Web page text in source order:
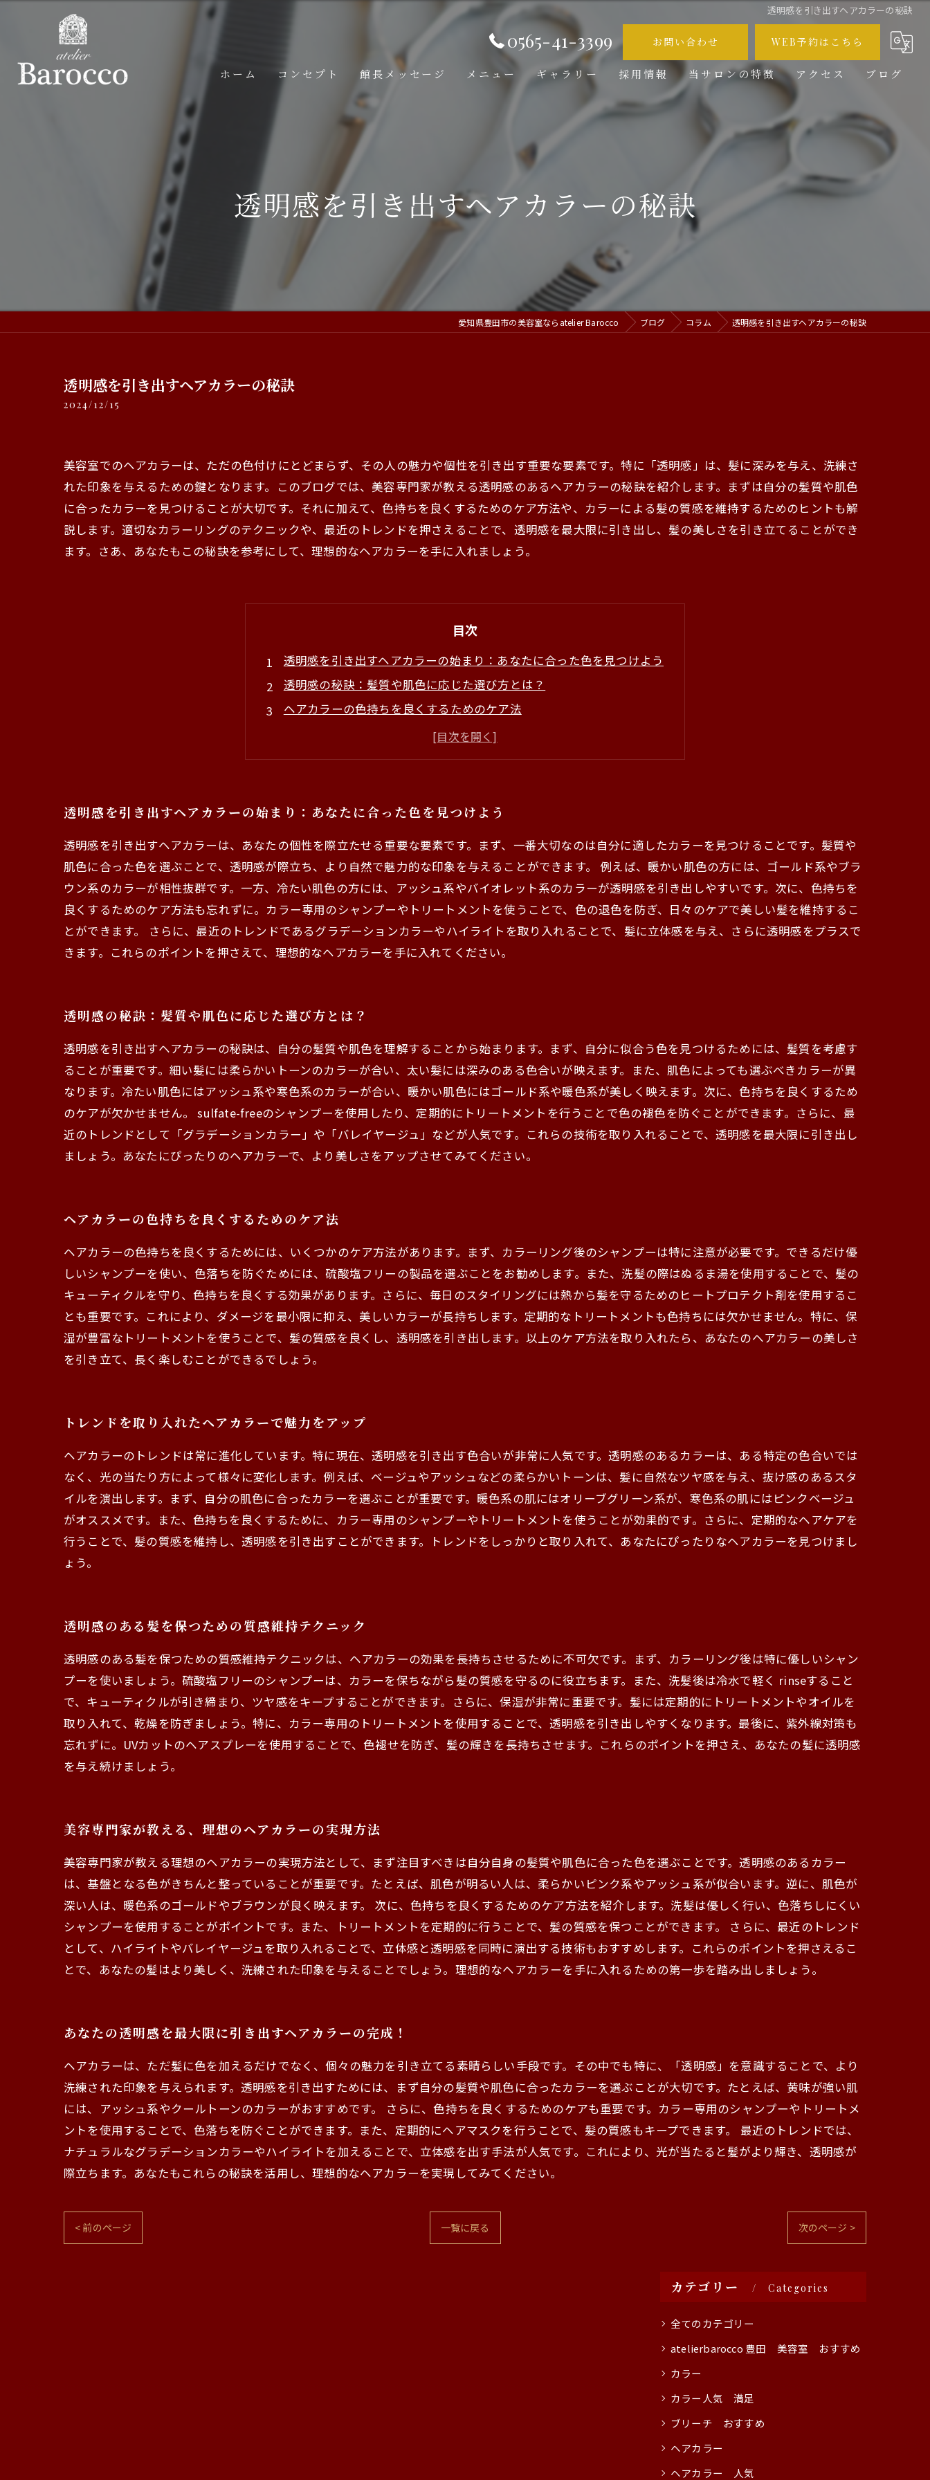
透明感を引き出すヘアカラーの秘訣
0565-41-3399 お問い合わせ WEB予約はこちら
ホーム コンセプト 館長メッセージ メニュー ギャラリー 採用情報 当サロンの特徴
メンズ
カット
ブリーチ
アクセス ブログ
コラム
透明感を引き出すヘアカラーの秘訣
愛知県豊田市の美容室ならatelier Barocco ブログ コラム 透明感を引き出すヘアカラーの秘訣
透明感を引き出すヘアカラーの秘訣
2024/12/15
美容室でのヘアカラーは、ただの色付けにとどまらず、その人の魅力や個性を引き出す重要な要素です。特に「透明感」は、髪に深みを与え、洗練さ
れた印象を与えるための鍵となります。このブログでは、美容専門家が教える透明感のあるヘアカラーの秘訣を紹介します。まずは自分の髪質や肌色
に合ったカラーを見つけることが大切です。それに加えて、色持ちを良くするためのケア方法や、カラーによる髪の質感を維持するためのヒントも解
説します。適切なカラーリングのテクニックや、最近のトレンドを押さえることで、透明感を最大限に引き出し、髪の美しさを引き立てることができ
ます。さあ、あなたもこの秘訣を参考にして、理想的なヘアカラーを手に入れましょう。
目次
透明感を引き出すヘアカラーの始まり：あなたに合った色を見つけよう
透明感の秘訣：髪質や肌色に応じた選び方とは？
ヘアカラーの色持ちを良くするためのケア法
トレンドを取り入れたヘアカラーで魅力をアップ
透明感のある髪を保つための質感維持テクニック
あなたの透明感を最大限に引き出すヘアカラーの完成！
透明感を引き出すヘアカラーの始まり：あなたに合った色を見つけよう
透明感を引き出すヘアカラーは、あなたの個性を際立たせる重要な要素です。まず、一番大切なのは自分に適したカラーを見つけることです。髪質や
肌色に合った色を選ぶことで、透明感が際立ち、より自然で魅力的な印象を与えることができます。 例えば、暖かい肌色の方には、ゴールド系やブラ
ウン系のカラーが相性抜群です。一方、冷たい肌色の方には、アッシュ系やバイオレット系のカラーが透明感を引き出しやすいです。次に、色持ちを
良くするためのケア方法も忘れずに。カラー専用のシャンプーやトリートメントを使うことで、色の退色を防ぎ、日々のケアで美しい髪を維持するこ
とができます。 さらに、最近のトレンドであるグラデーションカラーやハイライトを取り入れることで、髪に立体感を与え、さらに透明感をプラスで
きます。これらのポイントを押さえて、理想的なヘアカラーを手に入れてください。
透明感の秘訣：髪質や肌色に応じた選び方とは？
透明感を引き出すヘアカラーの秘訣は、自分の髪質や肌色を理解することから始まります。まず、自分に似合う色を見つけるためには、髪質を考慮す
ることが重要です。細い髪には柔らかいトーンのカラーが合い、太い髪には深みのある色合いが映えます。また、肌色によっても選ぶべきカラーが異
なります。冷たい肌色にはアッシュ系や寒色系のカラーが合い、暖かい肌色にはゴールド系や暖色系が美しく映えます。次に、色持ちを良くするため
のケアが欠かせません。 sulfate-freeのシャンプーを使用したり、定期的にトリートメントを行うことで色の褪色を防ぐことができます。さらに、最
近のトレンドとして「グラデーションカラー」や「バレイヤージュ」などが人気です。これらの技術を取り入れることで、透明感を最大限に引き出し
ましょう。あなたにぴったりのヘアカラーで、より美しさをアップさせてみてください。
ヘアカラーの色持ちを良くするためのケア法
ヘアカラーの色持ちを良くするためには、いくつかのケア方法があります。まず、カラーリング後のシャンプーは特に注意が必要です。できるだけ優
しいシャンプーを使い、色落ちを防ぐためには、硫酸塩フリーの製品を選ぶことをお勧めします。また、洗髪の際はぬるま湯を使用することで、髪の
キューティクルを守り、色持ちを良くする効果があります。さらに、毎日のスタイリングには熱から髪を守るためのヒートプロテクト剤を使用するこ
とも重要です。これにより、ダメージを最小限に抑え、美しいカラーが長持ちします。定期的なトリートメントも色持ちには欠かせません。特に、保
湿が豊富なトリートメントを使うことで、髪の質感を良くし、透明感を引き出します。以上のケア方法を取り入れたら、あなたのヘアカラーの美しさ
を引き立て、長く楽しむことができるでしょう。
トレンドを取り入れたヘアカラーで魅力をアップ
ヘアカラーのトレンドは常に進化しています。特に現在、透明感を引き出す色合いが非常に人気です。透明感のあるカラーは、ある特定の色合いでは
なく、光の当たり方によって様々に変化します。例えば、ベージュやアッシュなどの柔らかいトーンは、髪に自然なツヤ感を与え、抜け感のあるスタ
イルを演出します。まず、自分の肌色に合ったカラーを選ぶことが重要です。暖色系の肌にはオリーブグリーン系が、寒色系の肌にはピンクベージュ
がオススメです。また、色持ちを良くするために、カラー専用のシャンプーやトリートメントを使うことが効果的です。さらに、定期的なヘアケアを
行うことで、髪の質感を維持し、透明感を引き出すことができます。トレンドをしっかりと取り入れて、あなたにぴったりなヘアカラーを見つけまし
ょう。
透明感のある髪を保つための質感維持テクニック
透明感のある髪を保つための質感維持テクニックは、ヘアカラーの効果を長持ちさせるために不可欠です。まず、カラーリング後は特に優しいシャン
プーを使いましょう。硫酸塩フリーのシャンプーは、カラーを保ちながら髪の質感を守るのに役立ちます。また、洗髪後は冷水で軽く rinseすること
で、キューティクルが引き締まり、ツヤ感をキープすることができます。さらに、保湿が非常に重要です。髪には定期的にトリートメントやオイルを
取り入れて、乾燥を防ぎましょう。特に、カラー専用のトリートメントを使用することで、透明感を引き出しやすくなります。最後に、紫外線対策も
忘れずに。UVカットのヘアスプレーを使用することで、色褪せを防ぎ、髪の輝きを長持ちさせます。これらのポイントを押さえ、あなたの髪に透明感
を与え続けましょう。
美容専門家が教える、理想のヘアカラーの実現方法
美容専門家が教える理想のヘアカラーの実現方法として、まず注目すべきは自分自身の髪質や肌色に合った色を選ぶことです。透明感のあるカラー
は、基盤となる色がきちんと整っていることが重要です。たとえば、肌色が明るい人は、柔らかいピンク系やアッシュ系が似合います。逆に、肌色が
深い人は、暖色系のゴールドやブラウンが良く映えます。 次に、色持ちを良くするためのケア方法を紹介します。洗髪は優しく行い、色落ちしにくい
シャンプーを使用することがポイントです。また、トリートメントを定期的に行うことで、髪の質感を保つことができます。 さらに、最近のトレンド
として、ハイライトやバレイヤージュを取り入れることで、立体感と透明感を同時に演出する技術もおすすめします。これらのポイントを押さえるこ
とで、あなたの髪はより美しく、洗練された印象を与えることでしょう。理想的なヘアカラーを手に入れるための第一歩を踏み出しましょう。
あなたの透明感を最大限に引き出すヘアカラーの完成！
ヘアカラーは、ただ髪に色を加えるだけでなく、個々の魅力を引き立てる素晴らしい手段です。その中でも特に、「透明感」を意識することで、より
洗練された印象を与えられます。透明感を引き出すためには、まず自分の髪質や肌色に合ったカラーを選ぶことが大切です。たとえば、黄味が強い肌
には、アッシュ系やクールトーンのカラーがおすすめです。 さらに、色持ちを良くするためのケアも重要です。カラー専用のシャンプーやトリートメ
ントを使用することで、色落ちを防ぐことができます。また、定期的にヘアマスクを行うことで、髪の質感もキープできます。 最近のトレンドでは、
ナチュラルなグラデーションカラーやハイライトを加えることで、立体感を出す手法が人気です。これにより、光が当たると髪がより輝き、透明感が
際立ちます。あなたもこれらの秘訣を活用し、理想的なヘアカラーを実現してみてください。
< 前のページ 一覧に戻る 次のページ >
カテゴリー Categories
全てのカテゴリー
atelierbarocco 豊田 美容室 おすすめ
カラー
カラー人気 満足
ブリーチ おすすめ
ヘアカラー
ヘアカラー 人気